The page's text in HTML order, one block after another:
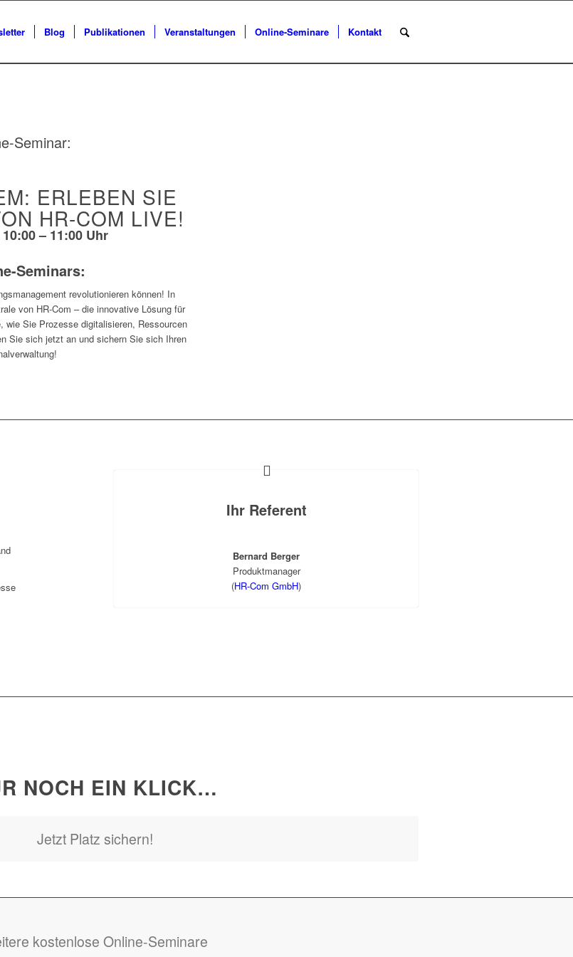
Blog Publikationen Veranstaltungen Online-Seminare Kontakt
Seminar:
ERLEBEN SIE
HR-COM LIVE!
– 11:00 Uhr
Seminars:
revolutionieren können! In
von HR-Com – die innovative Lösung für
Sie Prozesse digitalisieren, Ressourcen
Sie sich jetzt an und sichern Sie sich Ihren
Ihr Referent
Bernard Berger
Produktmanager
(HR-Com GmbH)
NOCH EIN KLICK…
Jetzt Platz sichern!
kostenlose Online-Seminare